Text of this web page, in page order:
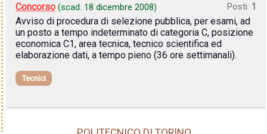
Concorso (scad. 18 dicembre 2008) Posti: 1
Avviso di procedura di selezione pubblica, per esami, ad
un posto a tempo indeterminato di categoria C, posizione
economica C1, area tecnica, tecnico scientifica ed
elaborazione dati, a tempo pieno (36 ore settimanali).
Tecnici